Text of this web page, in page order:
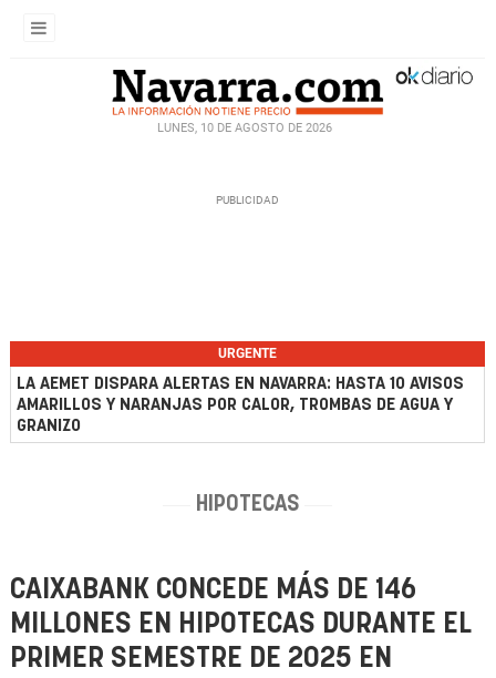
LUNES, 10 DE AGOSTO DE 2026
URGENTE
LA AEMET DISPARA ALERTAS EN NAVARRA: HASTA 10 AVISOS
AMARILLOS Y NARANJAS POR CALOR, TROMBAS DE AGUA Y
GRANIZO
HIPOTECAS
CAIXABANK CONCEDE MÁS DE 146
MILLONES EN HIPOTECAS DURANTE EL
PRIMER SEMESTRE DE 2025 EN